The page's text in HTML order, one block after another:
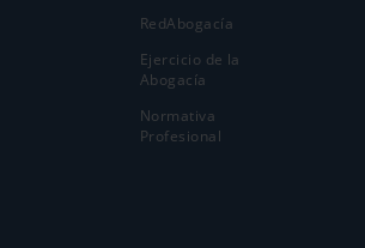
RedAbogacía
Ejercicio de la
Abogací­a
Normativa
Profesional